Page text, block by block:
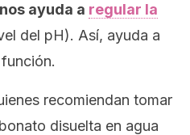
ayuda a regular la
del pH). Así, ayuda a
recomiendan tomar
disuelta en agua